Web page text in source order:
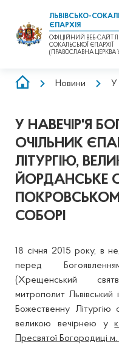
ЛЬВІВСЬКО-
ЄПАРХІЯ
ОФІЦІЙНИЙ ВЕБ-САЙТ
СОКАЛЬСЬКОЇ ЄПАРХІЇ
(ПРАВОСЛАВНА ЦЕРКВА
РЯДОК
Новини У
У НАВЕЧІР'Я
ОЧІЛЬНИК
ЛІТУРГІЮ,
ЙОРДАНСЬКЕ
СОБОРІ
18 січня 2015 року, в
перед
(Хрещенський
митрополит Львівський
Божественну Літургію
великою вечірнею у
Пресвятої Богородиці